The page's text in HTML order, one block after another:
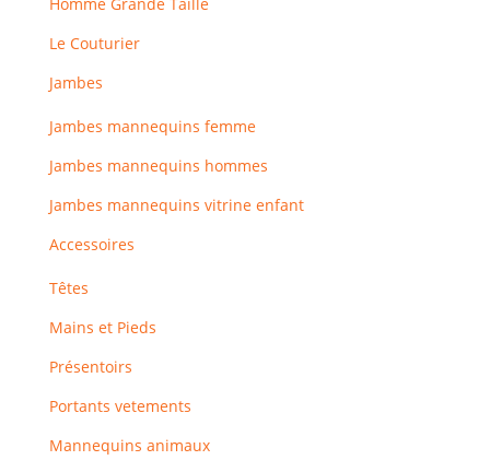
Le Couturier
Jambes
Jambes mannequins femme
Jambes mannequins hommes
Jambes mannequins vitrine enfant
Accessoires
Têtes
Mains et Pieds
Présentoirs
Portants vetements
Mannequins animaux